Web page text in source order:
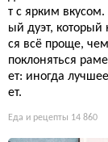
т с ярким
ый дуэт, который
ся всё проще,
поклоняться
ет: иногда
ет.
Еда и рецепты 14 860